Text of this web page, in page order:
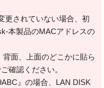
更されていない場合、初
本製品のMACアドレスの
面、上面のどこかに貼ら
確認ください。
』の場合、LAN DISK